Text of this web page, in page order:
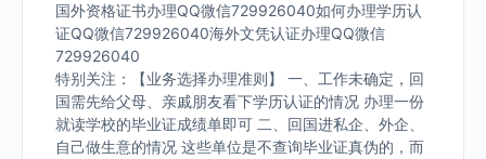
国外资格证书办理QQ微信729926040如何办理学历认
证QQ微信729926040海外文凭认证办理QQ微信
729926040
特别关注：【业务选择办理准则】 一、工作未确定，回
国需先给父母、亲戚朋友看下学历认证的情况 办理一份
就读学校的毕业证成绩单即可 二、回国进私企、外企、
自己做生意的情况 这些单位是不查询毕业证真伪的，而